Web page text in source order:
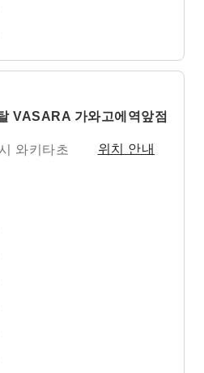
VASARA 가와고에역앞점
와키타초
위치 안내